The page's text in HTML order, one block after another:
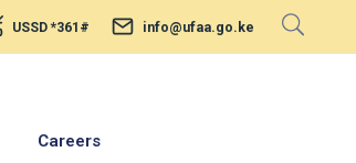
USSD *361# info@ufaa.go.ke
Careers